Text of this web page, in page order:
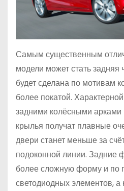
Самым существенным
модели может стать задняя
будет сделана по мотивам
более покатой.
задними колёсными арками
крылья получат плавные
двери станет меньше за
подоконной линии. Задние
более сложную форму и по
светодиодных элементов,